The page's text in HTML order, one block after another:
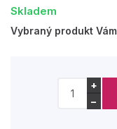
Skladem
Vybraný produkt
+
−